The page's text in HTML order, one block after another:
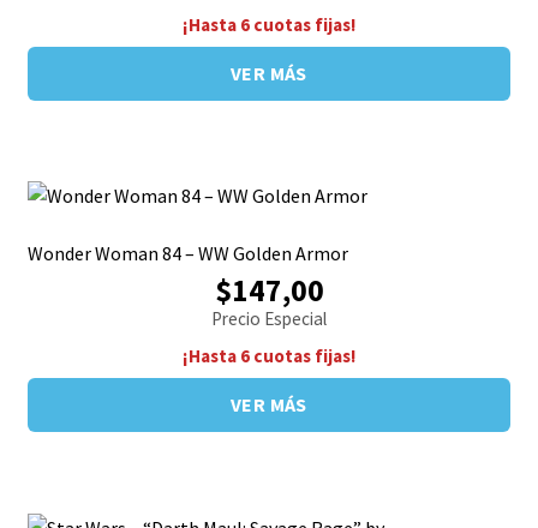
¡Hasta 6 cuotas fijas!
VER MÁS
Wonder Woman 84 – WW Golden Armor
$147,00
Precio Especial
¡Hasta 6 cuotas fijas!
VER MÁS